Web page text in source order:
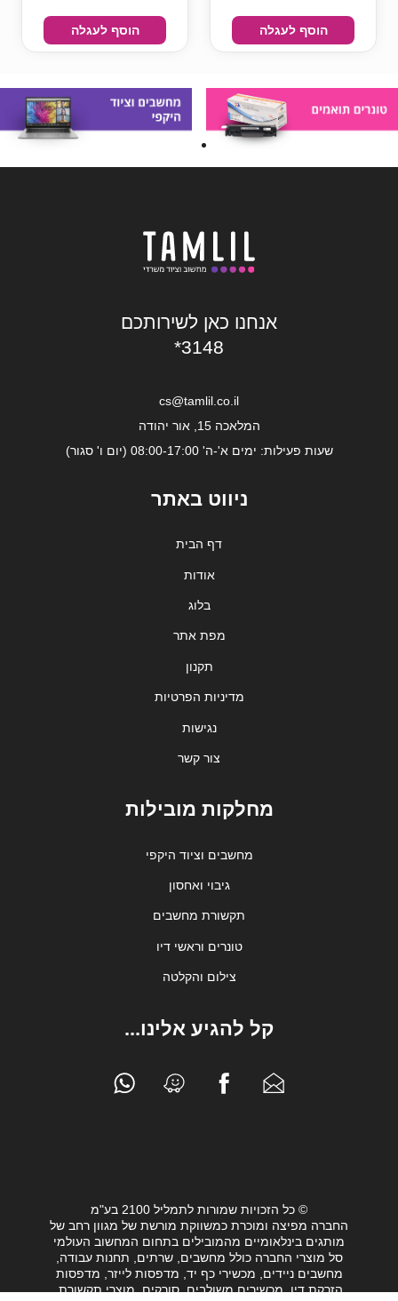
הוסף לעגלה הוסף לעגלה
אנחנו כאן לשירותכם
*3148
cs@tamlil.co.il
המלאכה 15, אור יהודה
שעות פעילות: ימים א'-ה' 08:00-17:00 (יום ו' סגור)
ניווט באתר
דף הבית
אודות
בלוג
מפת אתר
תקנון
מדיניות הפרטיות
נגישות
צור קשר
מחלקות מובילות
מחשבים וציוד היקפי
גיבוי ואחסון
תקשורת מחשבים
טונרים וראשי דיו
צילום והקלטה
קל להגיע אלינו...
© כל הזכויות שמורות לתמליל 2100 בע"מ
החברה מפיצה ומוכרת כמשווקת מורשת של מגוון רחב של
מותגים בינלאומיים מהמובילים בתחום המחשוב העולמי
סל מוצרי החברה כולל מחשבים, שרתים, תחנות עבודה,
מחשבים ניידים, מכשירי כף יד, מדפסות לייזר, מדפסות
הזרקת דיו, מכשירים משולבים, סורקים, מוצרי תקשורת,